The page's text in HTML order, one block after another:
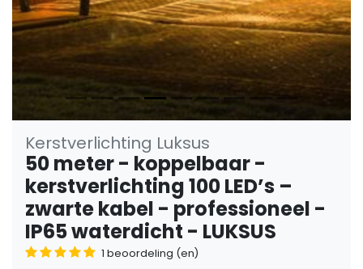
Kerstverlichting Luksus
50 meter - koppelbaar -
kerstverlichting 100 LED’s –
zwarte kabel - professioneel -
IP65 waterdicht - LUKSUS
1 beoordeling (en)